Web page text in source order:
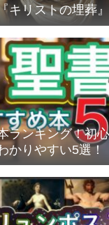
キリストの埋葬
ランキング！初
かりやすい5選！